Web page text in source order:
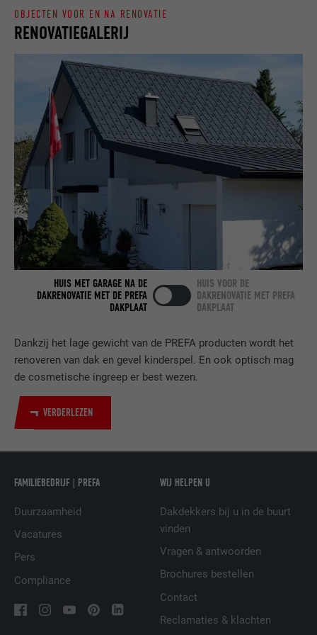
Dankzij het lage gewicht van de PREFA producten wordt het
renoveren van dak en gevel kinderspel. En ook optisch mag
de cosmetische ingreep er best wezen.
VERDERLEZEN
RENOVATIEGALERIJ
OBJECTEN VOOR EN NA RENOVATIE
HUIS MET GARAGE NA DE
DAKRENOVATIE MET DE PREFA
DAKPLAAT
HUIS VOOR DE
DAKRENOVATIE MET PREFA
DAKPLAAT
FAMILIEBEDRIJF | PREFA
Duurzaamheid
Vacatures
Pers
Compliance
WIJ HELPEN U
Dakdekkers bij u in de buurt
vinden
Vragen & antwoorden
Brochures bestellen
Contact
Reclamaties & klachten
AANBIEDER LinkedIn
VERVALTIJD 2 jaar
DOEL
Gebruikt door de socialnetworking-dienst
LinkedIn voor het volgen van het gebruik
van ingebedde diensten.
NAAM bscookie
AANBIEDER LinkedIn
VERVALTIJD 2 jaar
Gebruikt door de socialnetworking-dienst
van ingebedde diensten.
DOEL
Wordt gebruikt om bezoekers op meerdere
websites te volgen, om op basis van de
voorkeuren van de bezoeker relevante
reclame te presenteren.
NAAM
AANBIEDER LinkedIn